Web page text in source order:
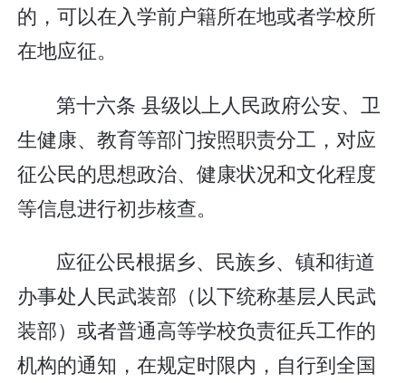
的，可以在入学前户籍所在地或者学校所
在地应征。
第十六条 县级以上人民政府公安、卫
生健康、教育等部门按照职责分工，对应
征公民的思想政治、健康状况和文化程度
等信息进行初步核查。
应征公民根据乡、民族乡、镇和街道
办事处人民武装部（以下统称基层人民武
装部）或者普通高等学校负责征兵工作的
机构的通知，在规定时限内，自行到全国